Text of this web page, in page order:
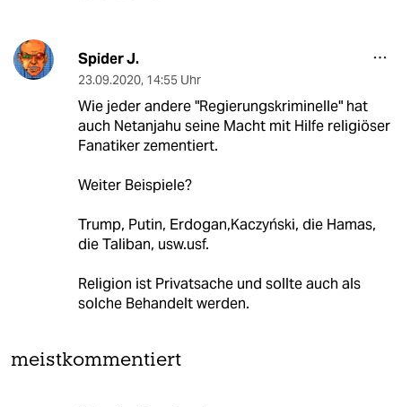
Spider J.
23.09.2020, 14:55 Uhr
Wie jeder andere "Regierungskriminelle" hat
auch Netanjahu seine Macht mit Hilfe religiöser
Fanatiker zementiert.
Weiter Beispiele?
Trump, Putin, Erdogan,Kaczyński, die Hamas,
die Taliban, usw.usf.
Religion ist Privatsache und sollte auch als
solche Behandelt werden.
meistkommentiert